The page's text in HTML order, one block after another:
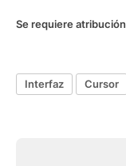
Se requiere atribución
Interfaz Cursor